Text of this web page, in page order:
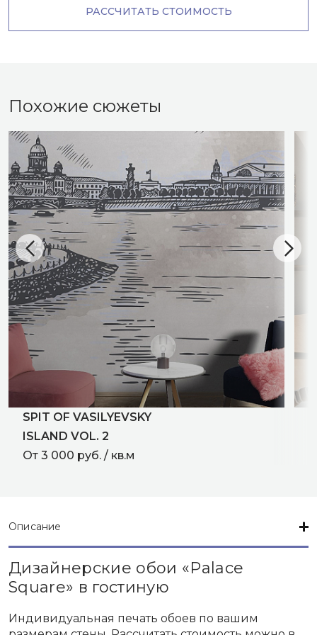
РАССЧИТАТЬ СТОИМОСТЬ
Похожие сюжеты
SPIT OF VASILYEVSKY
ISLAND VOL. 2
От 3 000 руб. / кв.м
Описание
Дизайнерские обои «Palace
Square» в гостиную
Индивидуальная печать обоев по вашим